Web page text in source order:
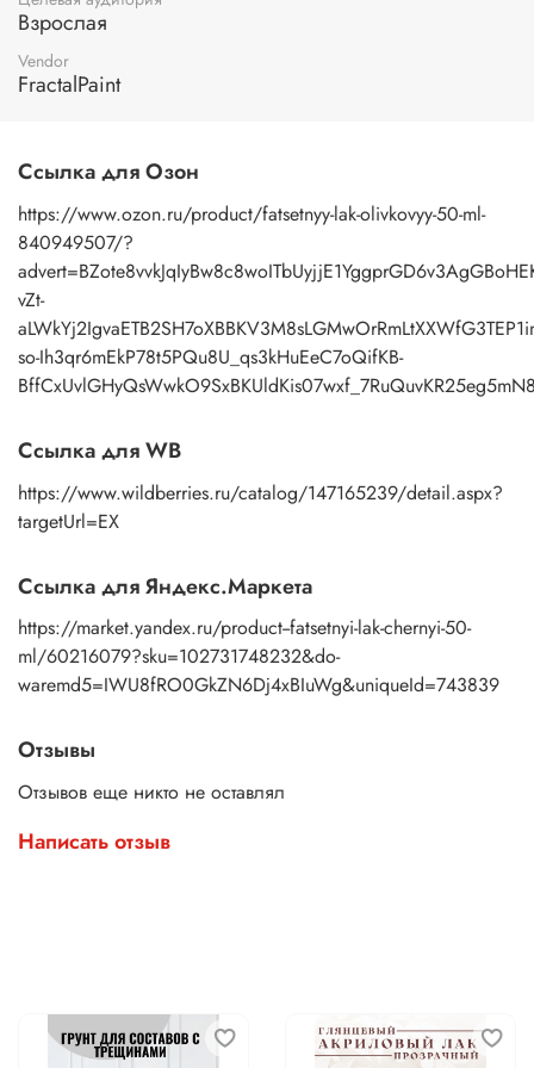
Взрослая
Vendor
FractalPaint
Ссылка для Озон
https://www.ozon.ru/product/fatsetnyy-lak-olivkovyy-50-ml-
840949507/?
vZt-
so-Ih3qr6mEkP78t5PQu8U_qs3kHuEeC7oQifKB-
Ссылка для WB
https://www.wildberries.ru/catalog/147165239/detail.aspx?
targetUrl=EX
Ссылка для Яндекс.Маркета
https://market.yandex.ru/product--fatsetnyi-lak-chernyi-50-
ml/60216079?sku=102731748232&do-
waremd5=IWU8fRO0GkZN6Dj4xBIuWg&uniqueId=743839
Отзывы
Отзывов еще никто не оставлял
Написать отзыв